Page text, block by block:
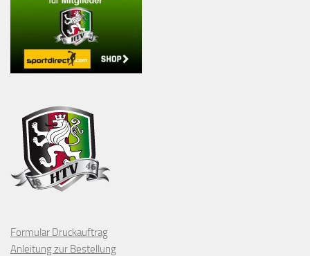
Formular Druckauftrag
Anleitung zur Bestellung